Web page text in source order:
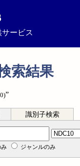
ービス
索結果
”
識別子検索
ジャンルのみ